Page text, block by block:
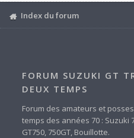
Index du forum
FORUM SUZUKI GT
DEUX TEMPS
Forum des amateurs et
temps des années 70 : Suzuki
GT750, 750GT, Bouillotte.